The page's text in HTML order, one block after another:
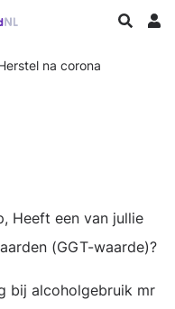
Longfonds homepageZoeken
na corona
Heeft een van jullie
(GGT-waarde)?
bij alcoholgebruik mr